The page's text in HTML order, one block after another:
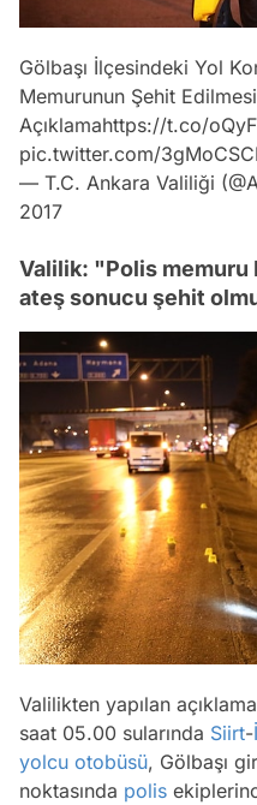
Gölbaşı İlçesindeki Yol
Memurunun Şehit
Açıklamahttps://t.co/
pic.twitter.com/
— T.C. Ankara Valiliği
2017
Valilik: "Polis memuru
ateş sonucu şehit
Valilikten yapılan
saat 05.00 sularında Siirt-
yolcu otobüsü, Gölbaşı
noktasında polis